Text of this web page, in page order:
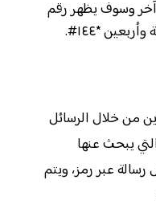
وسوف يظهر رقم
*١٤٤#.
من خلال الرسائل
يبحث عنها
رسالة عبر رمز، ويتم